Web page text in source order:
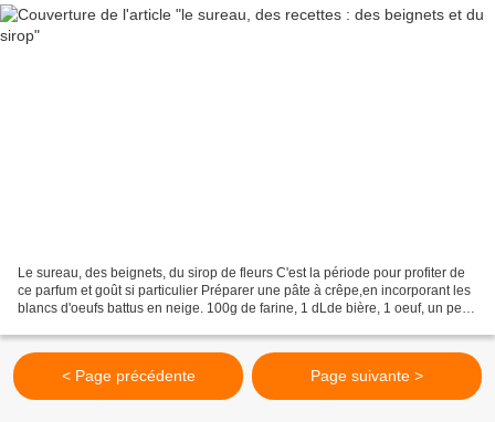
Le sureau, des beignets, du sirop de fleurs C'est la période pour profiter de
ce parfum et goût si particulier Préparer une pâte à crêpe,en incorporant les
blancs d'oeufs battus en neige. 100g de farine, 1 dLde bière, 1 oeuf, un peu
< Page précédente Page suivante >